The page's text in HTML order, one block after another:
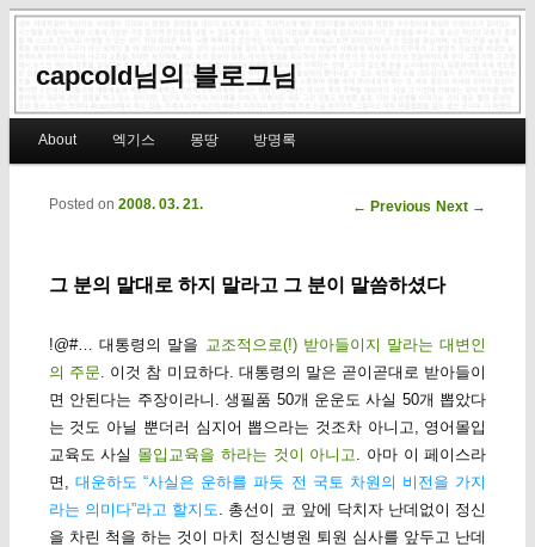
capcold님의 블로그님
Skip to primary content
Skip to secondary content
About 엑기스 몽땅 방명록
Post navigation
← Previous Next →
그 분의 말대로 하지 말라고 그 분이 말씀하셨다
Posted on 2008. 03. 21.
!@#… 대통령의 말을 교조적으로(!) 받아들이지 말라는 대변인
의 주문 . 이것 참 미묘하다. 대통령의 말은 곧이곧대로 받아들이
면 안된다는 주장이라니. 생필품 50개 운운도 사실 50개 뽑았다
는 것도 아닐 뿐더러 심지어 뽑으라는 것조차 아니고, 영어몰입
교육도 사실 몰입교육을 하라는 것이 아니고
. 아마 이 페이스라
면, 대운하도 “사실은 운하를 파듯 전 국토 차원의 비전을 가지
라는 의미다”라고 할지도
. 총선이 코 앞에 닥치자 난데없이 정신
을 차린 척을 하는 것이 마치 정신병원 퇴원 심사를 앞두고 난데